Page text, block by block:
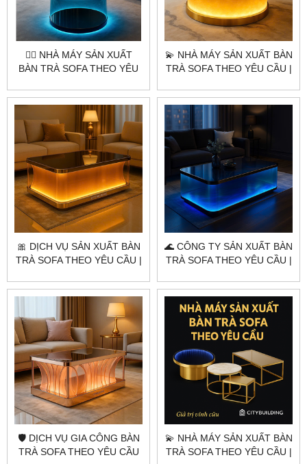
👷‍♂️ NHÀ MÁY SẢN XUẤT
BÀN TRÀ SOFA THEO YÊU
OCEAN BLUE LUXE
💫 NHÀ MÁY SẢN XUẤT BÀN
TRÀ SOFA THEO YÊU CẦU |
AURORA LUXE
🎀 DỊCH VỤ SẢN XUẤT BÀN
TRÀ SOFA THEO YÊU CẦU |
ÁNH SÁNG HOÀNG GIA
🌊 CÔNG TY SẢN XUẤT BÀN
TRÀ SOFA THEO YÊU CẦU |
TỪNG CHI TIẾT
🛡️ DỊCH VỤ GIA CÔNG BÀN
TRÀ SOFA THEO YÊU CẦU
💫 NHÀ MÁY SẢN XUẤT BÀN
TRÀ SOFA THEO YÊU CẦU |